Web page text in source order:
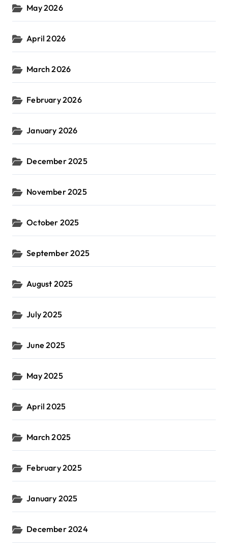
May 2026
April 2026
March 2026
February 2026
January 2026
December 2025
November 2025
October 2025
September 2025
August 2025
July 2025
June 2025
May 2025
April 2025
March 2025
February 2025
January 2025
December 2024